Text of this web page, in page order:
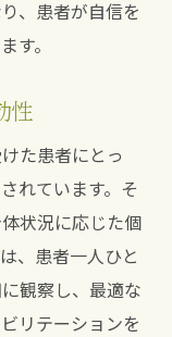
、患者が自信を
す。
性
た患者にとっ
れています。そ
状況に応じた個
、患者一人ひと
観察し、最適な
リテーションを